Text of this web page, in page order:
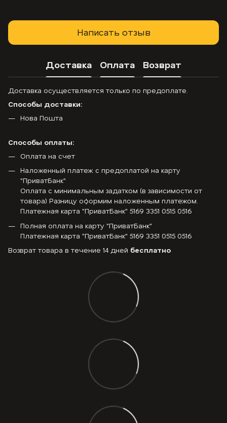
Написать отзыв
Доставка Оплата Возврат
Доставка осуществляется только по предоплате.
Способы доставки:
Нова Пошта
Способы оплаты:
Оплата на счет
Наложенный платеж с предоплатой на карту
"ПриватБанк"
Оплата с минимальным задатком (в зависимости от
товара) Разницу оформим наложенным платежом.
Платежная карта "ПриватБанк" 5169 3351 0515 0516
Полная оплата на карту "ПриватБанк"
Платежная карта "ПриватБанк" 5169 3351 0515 0516
Возврат товара в течение 14 дней бесплатно